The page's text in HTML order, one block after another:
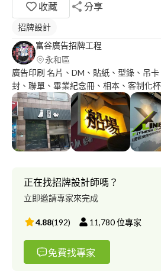
收藏
分享
招牌設計
富谷廣告招牌工程
永和區
廣告印刷 名片、DM、貼紙、型錄、吊
封、聯單、畢業紀念冊、相本、客制化
盒、客制化手機殼、抱枕、坐墊、靠枕
SHIRT、POLO長、短袖)、客製化團體
製化團體連帽衣、客製化團體連帽外套
殼字招牌、金屬平面發光字、壓克力發
招牌、無接縫招牌、造型招牌、中空板
窗設計、展場空間佈置 可滾動式led立式
安裝
正在找招牌設計師嗎？
立即邀請專家來完成
4.88(192) 11,780位專家
免費找專家